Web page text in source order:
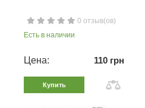
0 отзыв(ов)
Есть в наличии
Цена: 110 грн
Купить